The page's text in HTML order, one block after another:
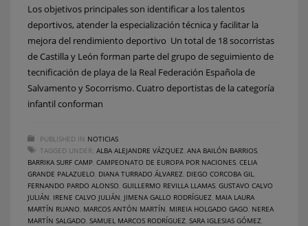
Los objetivos principales son identificar a los talentos
deportivos, atender la especialización técnica y facilitar la
mejora del rendimiento deportivo Un total de 18 socorristas
de Castilla y León forman parte del grupo de seguimiento de
tecnificación de playa de la Real Federación Española de
Salvamento y Socorrismo. Cuatro deportistas de la categoría
infantil conforman
PUBLISHED IN NOTICIAS
TAGGED UNDER: ALBA ALEJANDRE VÁZQUEZ ANA BAILÓN BARRIOS
BARRIKA SURF CAMP CAMPEONATO DE EUROPA POR NACIONES CELIA
GRANDE PALAZUELO DIANA TURRADO ÁLVAREZ DIEGO CORCOBA GIL
FERNANDO PARDO ALONSO GUILLERMO REVILLA LLAMAS GUSTAVO CALVO
JULIÁN IRENE CALVO JULIÁN JIMENA GALLO RODRÍGUEZ MAIA LAURA
MARTÍN RUANO MARCOS ANTÓN MARTÍN MIREIA HOLGADO GAGO NEREA
MARTÍN SALGADO SAMUEL MARCOS RODRÍGUEZ SARA IGLESIAS GÓMEZ